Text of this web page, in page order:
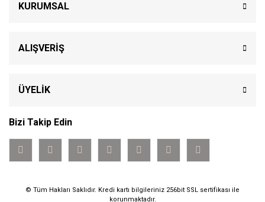
KURUMSAL
ALIŞVERİŞ
ÜYELİK
Bizi Takip Edin
© Tüm Hakları Saklıdır. Kredi kartı bilgileriniz 256bit SSL sertifikası ile
korunmaktadır.